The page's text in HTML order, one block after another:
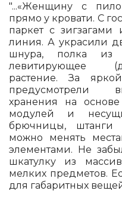
"...«Женщину с
прямо у кровати. С
паркет с зигзагами
линия. А украсили
шнура, полка из
левитирующее
растение. За
предусмотрели
хранения на
модулей и
брючницы,
можно менять
элементами. Не
шкатулку из
мелких предметов.
для габаритных